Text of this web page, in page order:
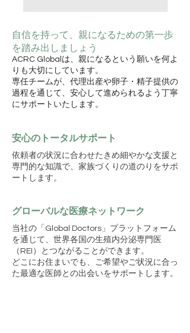
自信を持って、親になるための第一歩
を踏み出しましょう
​ACRC Globalは、親になるという願いを何よ
りも大切にしています。
専任チームが、代理出産や卵子・精子提供の
過程を通じて、安心して進められるよう丁寧
にサポートいたします。
安心のトータルサポート
依頼者の状況に合わせたきめ細やかな支援と
専門的な知識で、家族づくりの道のりをサポ
ートします。
グローバルな医療ネットワーク
当社の「Global Doctors」プラットフォーム
を通じて、世界各国の生殖内分泌専門医
（REI）とつながることができます。
どこにお住まいでも、ご希望やご状況に合っ
た最適な医師との出会いをサポートします。